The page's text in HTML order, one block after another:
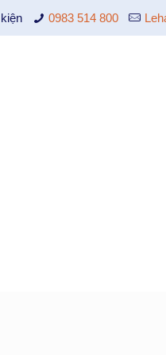
0983 514 800